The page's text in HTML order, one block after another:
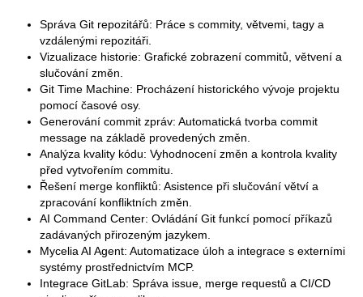
Správa Git repozitářů: Práce s commity, větvemi, tagy a
vzdálenými repozitáři.
Vizualizace historie: Grafické zobrazení commitů, větvení a
slučování změn.
Git Time Machine: Procházení historického vývoje projektu
pomocí časové osy.
Generování commit zpráv: Automatická tvorba commit
message na základě provedených změn.
Analýza kvality kódu: Vyhodnocení změn a kontrola kvality
před vytvořením commitu.
Řešení merge konfliktů: Asistence při slučování větví a
zpracování konfliktních změn.
AI Command Center: Ovládání Git funkcí pomocí příkazů
zadávaných přirozeným jazykem.
Mycelia AI Agent: Automatizace úloh a integrace s externími
systémy prostřednictvím MCP.
Integrace GitLab: Správa issue, merge requestů a CI/CD